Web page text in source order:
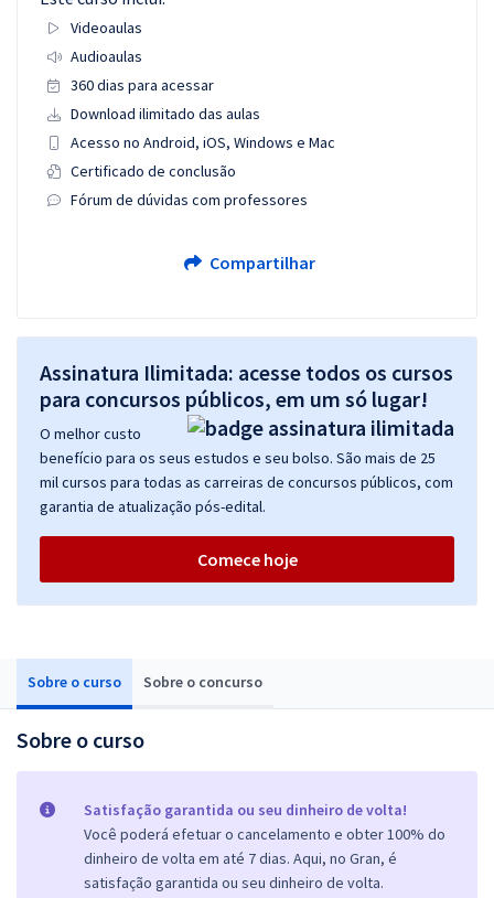
Sobre o curso Sobre o concurso
Sobre o curso
Satisfação garantida ou seu dinheiro de volta!
Você poderá efetuar o cancelamento e obter 100% do
dinheiro de volta em até 7 dias. Aqui, no Gran, é
satisfação garantida ou seu dinheiro de volta.
Videoaulas
Audioaulas
360 dias para acessar
Download ilimitado das aulas
Acesso no Android, iOS, Windows e Mac
Certificado de conclusão
Fórum de dúvidas com professores
Compartilhar
Assinatura Ilimitada: acesse todos os cursos
para concursos públicos, em um só lugar!
O melhor custo
benefício para os seus estudos e seu bolso. São mais de 25
mil cursos para todas as carreiras de concursos públicos, com
garantia de atualização pós-edital.
Comece hoje